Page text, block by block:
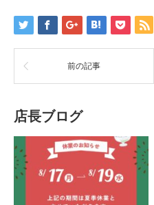
前の記事
店長ブログ